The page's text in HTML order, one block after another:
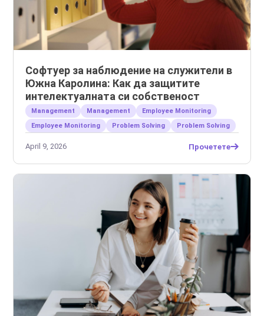
Софтуер за наблюдение на служители в
Южна Каролина: Как да защитите
интелектуалната си собственост
Management Management
Employee Monitoring
Employee Monitoring
Problem Solving Problem Solving
April 9, 2026 Прочетете